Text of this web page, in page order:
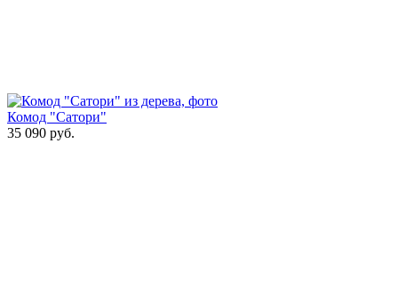
Комод "Сатори"
35 090 руб.